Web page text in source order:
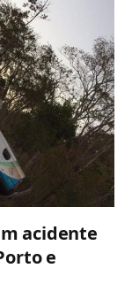
acidente
e